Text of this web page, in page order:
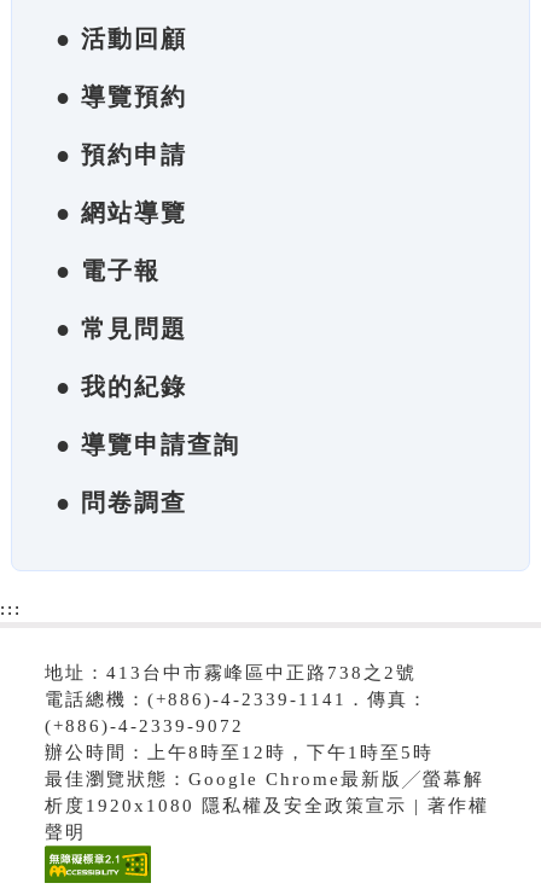
● 活動回顧
● 導覽預約
● 預約申請
● 網站導覽
● 電子報
● 常見問題
● 我的紀錄
● 導覽申請查詢
● 問卷調查
:::
地址：413台中市霧峰區中正路738之2號
電話總機：(+886)-4-2339-1141．傳真：
(+886)-4-2339-9072
辦公時間：上午8時至12時，下午1時至5時
最佳瀏覽狀態：Google Chrome最新版╱螢幕解
析度1920x1080 隱私權及安全政策宣示 | 著作權
聲明